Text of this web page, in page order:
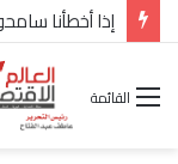
القائمة